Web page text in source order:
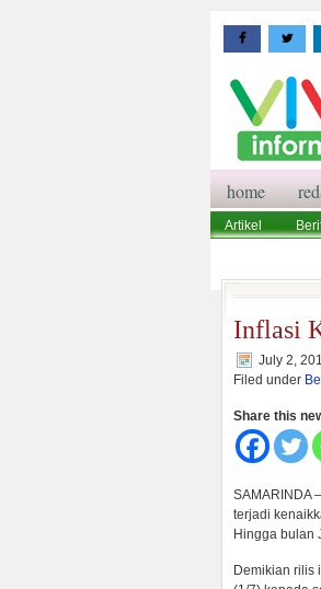
home
Artikel
Inflasi
July 2,
Filed under
Share this
SAMARINDA
terjadi
Hingga bulan
Demikian rilis